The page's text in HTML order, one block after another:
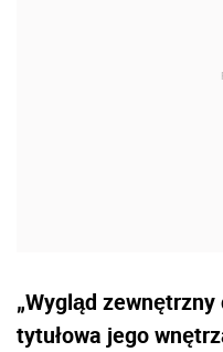
„Wygląd
tytułowa jego